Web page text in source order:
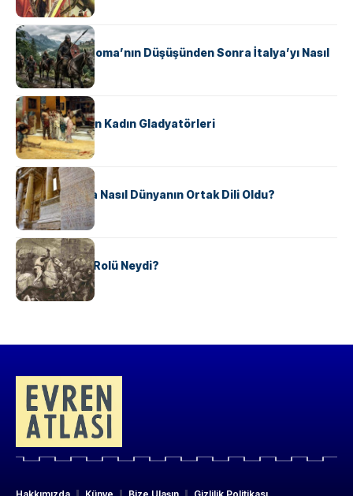
KÜLTÜR
Ostrogotlar Roma’nın Düşüşünden Sonra İtalya’yı Nasıl
Ele Geçirdi?
KÜLTÜR
Antik Roma’nın Kadın Gladyatörleri
KÜLTÜR
Antik Yunanca Nasıl Dünyanın Ortak Dili Oldu?
KÜLTÜR
Valdensler’in Rolü Neydi?